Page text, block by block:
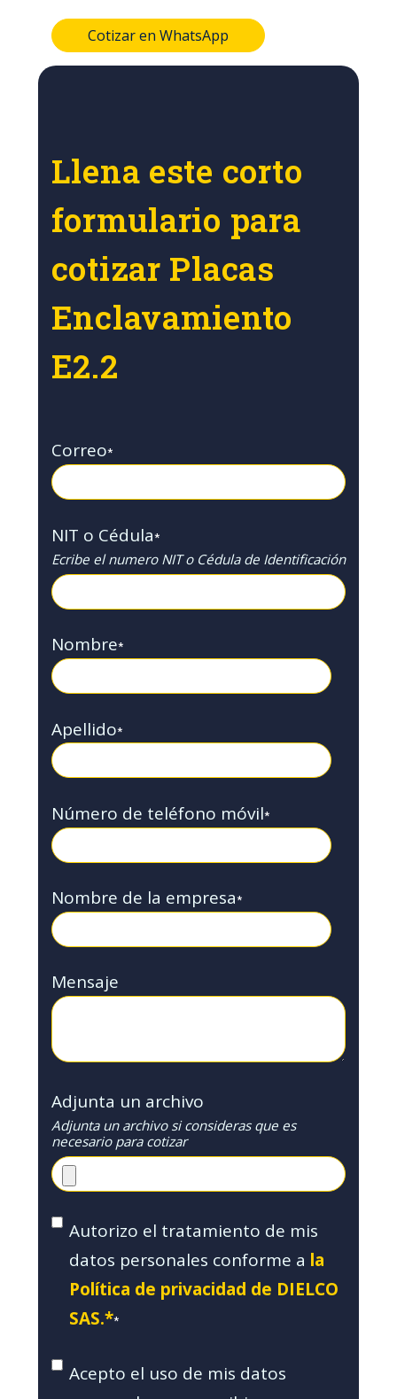
Cotizar en WhatsApp
Llena este corto
formulario para
cotizar Placas
Enclavamiento
E2.2
Correo*
NIT o Cédula*
Ecribe el numero NIT o Cédula de Identificación
Nombre*
Apellido*
Número de teléfono móvil*
Nombre de la empresa*
Mensaje
Adjunta un archivo
Adjunta un archivo si consideras que es
necesario para cotizar
Autorizo el tratamiento de mis
datos personales conforme a la
Política de privacidad de DIELCO
SAS.**
Acepto el uso de mis datos